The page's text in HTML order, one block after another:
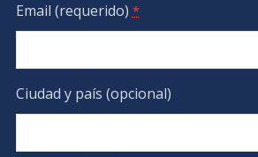
Email (requerido) *
Ciudad y país (opcional)